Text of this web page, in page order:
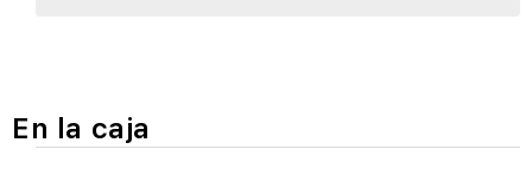
En la caja